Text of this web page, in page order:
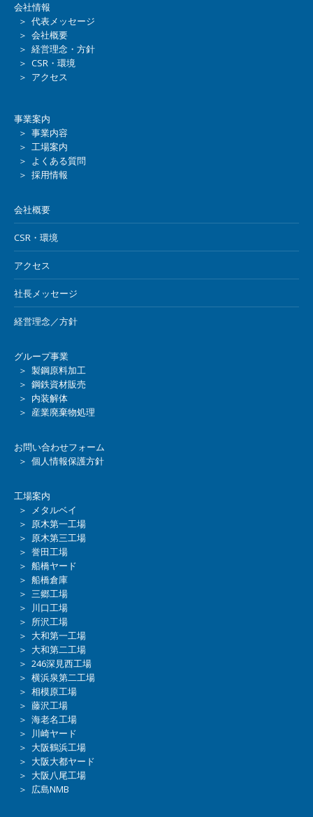
会社情報
＞ 代表メッセージ
＞ 会社概要
＞ 経営理念・方針
＞ CSR・環境
＞ アクセス
事業案内
＞ 事業内容
＞ 工場案内
＞ よくある質問
＞ 採用情報
会社概要
CSR・環境
アクセス
社長メッセージ
経営理念／方針
グループ事業
＞ 製鋼原料加工
＞ 鋼鉄資材販売
＞ 内装解体
＞ 産業廃棄物処理
お問い合わせフォーム
＞ 個人情報保護方針
工場案内
＞ メタルベイ
＞ 原木第一工場
＞ 原木第三工場
＞ 誉田工場
＞ 船橋ヤード
＞ 船橋倉庫
＞ 三郷工場
＞ 川口工場
＞ 所沢工場
＞ 大和第一工場
＞ 大和第二工場
＞ 246深見西工場
＞ 横浜泉第二工場
＞ 相模原工場
＞ 藤沢工場
＞ 海老名工場
＞ 川崎ヤード
＞ 大阪鶴浜工場
＞ 大阪大都ヤード
＞ 大阪八尾工場
＞ 広島NMB